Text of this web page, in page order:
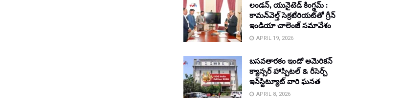
లండన్, యునైటెడ్ కింగ్డమ్ :
కామన్‌వెల్త్ సెక్రటేరియట్‌తో గ్రీన్
ఇండియా చాలెంజ్ సమావేశం
APRIL 19, 2026
బసవతారకం ఇండో అమెరికన్
క్యాన్సర్ హాస్పిటల్ & రీసెర్చ్
ఇన్‌స్టిట్యూట్ వారి ఘనత
APRIL 8, 2026